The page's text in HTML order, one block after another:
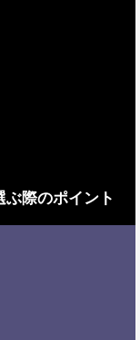
ぶ際のポイント